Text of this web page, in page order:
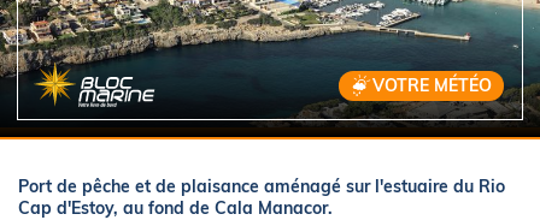
VOTRE MÉTÉO
Port de pêche et de plaisance aménagé sur l'estuaire du Rio
Cap d'Estoy, au fond de Cala Manacor.